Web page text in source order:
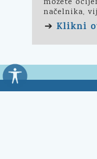
načelnika,
➔ Klikni